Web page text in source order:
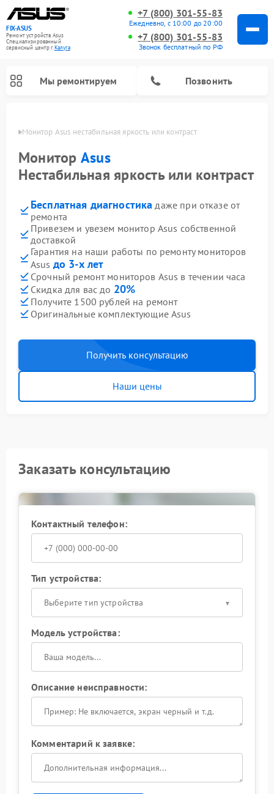
FIX-ASUS
Ремонт устройств Asus
Специализированный
cервисный центр г.Калуга
+7 (800) 301-55-83
Ежедневно, с 10:00 до 20:00
+7 (800) 301-55-83
Звонок бесплатный по РФ
Мы ремонтируем Позвонить
Монитор Asus нестабильная яркость или контраст
Монитор Asus
Нестабильная яркость или контраст
Бесплатная диагностика даже при отказе от
ремонта
Привезем и увезем монитор Asus собственной
доставкой
Гарантия на наши работы по ремонту мониторов
Asus до 3-х лет
Срочный ремонт мониторов Asus в течении часа
Скидка для вас до 20%
Получите 1500 рублей на ремонт
Оригинальные комплектующие Asus
Получить консультацию
Наши цены
Заказать консультацию
Контактный телефон:
Тип устройства:
Выберите тип устройства
Модель устройства:
Описание неисправности:
Комментарий к заявке: